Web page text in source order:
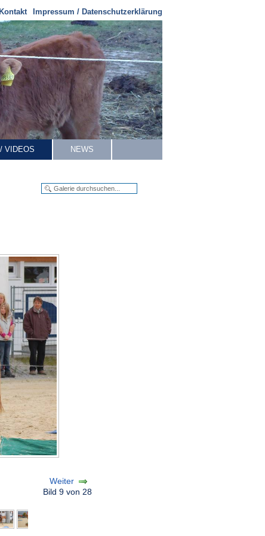
Kontakt Impressum / Datenschutzerklärung
VIDEOS NEWS
Weiter
Bild 9 von 28